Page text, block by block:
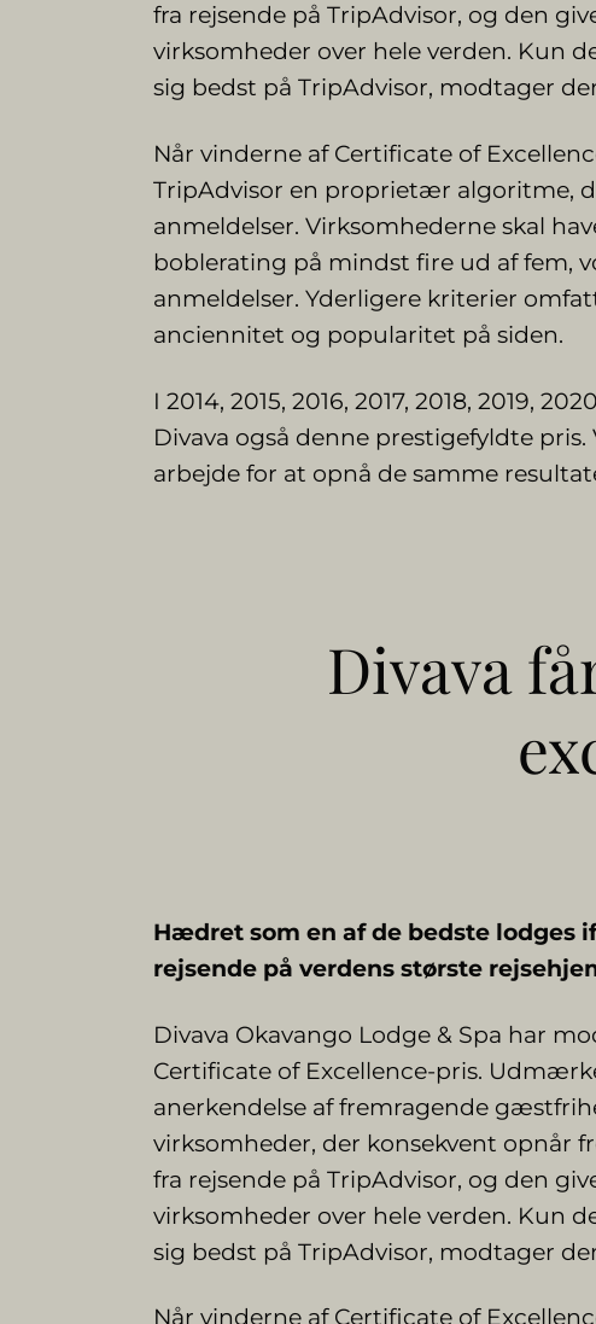
fra rejsende på TripAdvisor, og den
virksomheder over hele verden. Kun
sig bedst på TripAdvisor, modtager
Når vinderne af Certificate of
TripAdvisor en proprietær algoritme,
anmeldelser. Virksomhederne skal
boblerating på mindst fire ud af fem,
anmeldelser. Yderligere kriterier
anciennitet og popularitet på siden.
I 2014, 2015, 2016, 2017, 2018, 2019,
Divava også denne prestigefyldte
arbejde for at opnå de samme
Divava
Hædret som en af de bedste lodges
rejsende på verdens største
Divava Okavango Lodge & Spa har
Certificate of Excellence-pris.
anerkendelse af fremragende
virksomheder, der konsekvent opnår
fra rejsende på TripAdvisor, og den
virksomheder over hele verden. Kun
sig bedst på TripAdvisor, modtager
Når vinderne af Certificate of